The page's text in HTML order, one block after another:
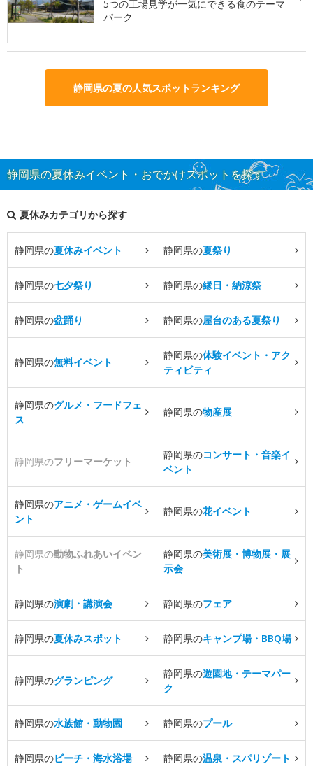
5つの工場見学が一気にできる食のテーマ
パーク
静岡県の夏の人気スポットランキング
静岡県の夏休みイベント・おでかけスポットを探す
夏休みカテゴリから探す
静岡県の夏休みイベント 静岡県の夏祭り
静岡県の七夕祭り 静岡県の縁日・納涼祭
静岡県の盆踊り 静岡県の屋台のある夏祭り
静岡県の無料イベント
静岡県の体験イベント・アク
ティビティ
静岡県のグルメ・フードフェ
ス
静岡県の物産展
静岡県のフリーマーケット
静岡県のコンサート・音楽イ
ベント
静岡県のアニメ・ゲームイベ
ント
静岡県の花イベント
静岡県の動物ふれあいイベン
ト
静岡県の美術展・博物展・展
示会
静岡県の演劇・講演会 静岡県のフェア
静岡県の夏休みスポット 静岡県のキャンプ場・BBQ場
静岡県のグランピング
静岡県の遊園地・テーマパー
ク
静岡県の水族館・動物園 静岡県のプール
静岡県のビーチ・海水浴場 静岡県の温泉・スパリゾート